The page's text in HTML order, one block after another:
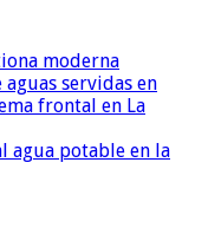
moderna
servidas en
frontal en La
agua potable en la